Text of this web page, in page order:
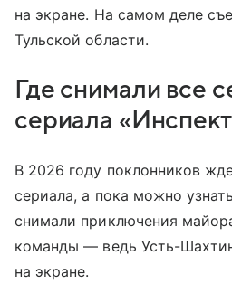
на экране. На самом деле
Тульской области.
Где снимали все
сериала
В 2026 году поклонников
сериала, а пока можно
снимали приключения
команды — ведь Усть-
на экране.